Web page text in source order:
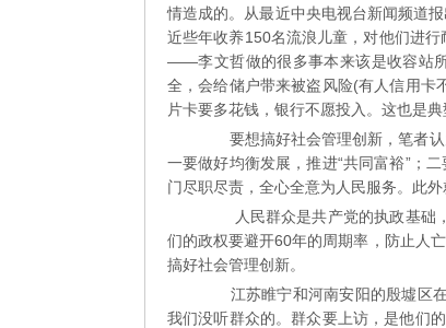
情造成的。从最近中央电视台新闻频道
近些年收养150名流浪儿童，对他们进
——李文哲做的很多事本来该是收容站
全，会给储户带来被盗风险(有人信用卡
片卡要多花钱，银行不愿投入。这也是典
要想搞好社会管理创新，笔者认
一要做好均衡发展，推进“共同富裕”；
门尽职尽责，全心全意为人民服务。此
人民群众是共产党的执政基础，
们的政权要避开60年的周期率，防止人
搞好社会管理创新。
江苏睢宁和河南安阳的殷墟区在
我们没听群众的。群众要上访，是他们